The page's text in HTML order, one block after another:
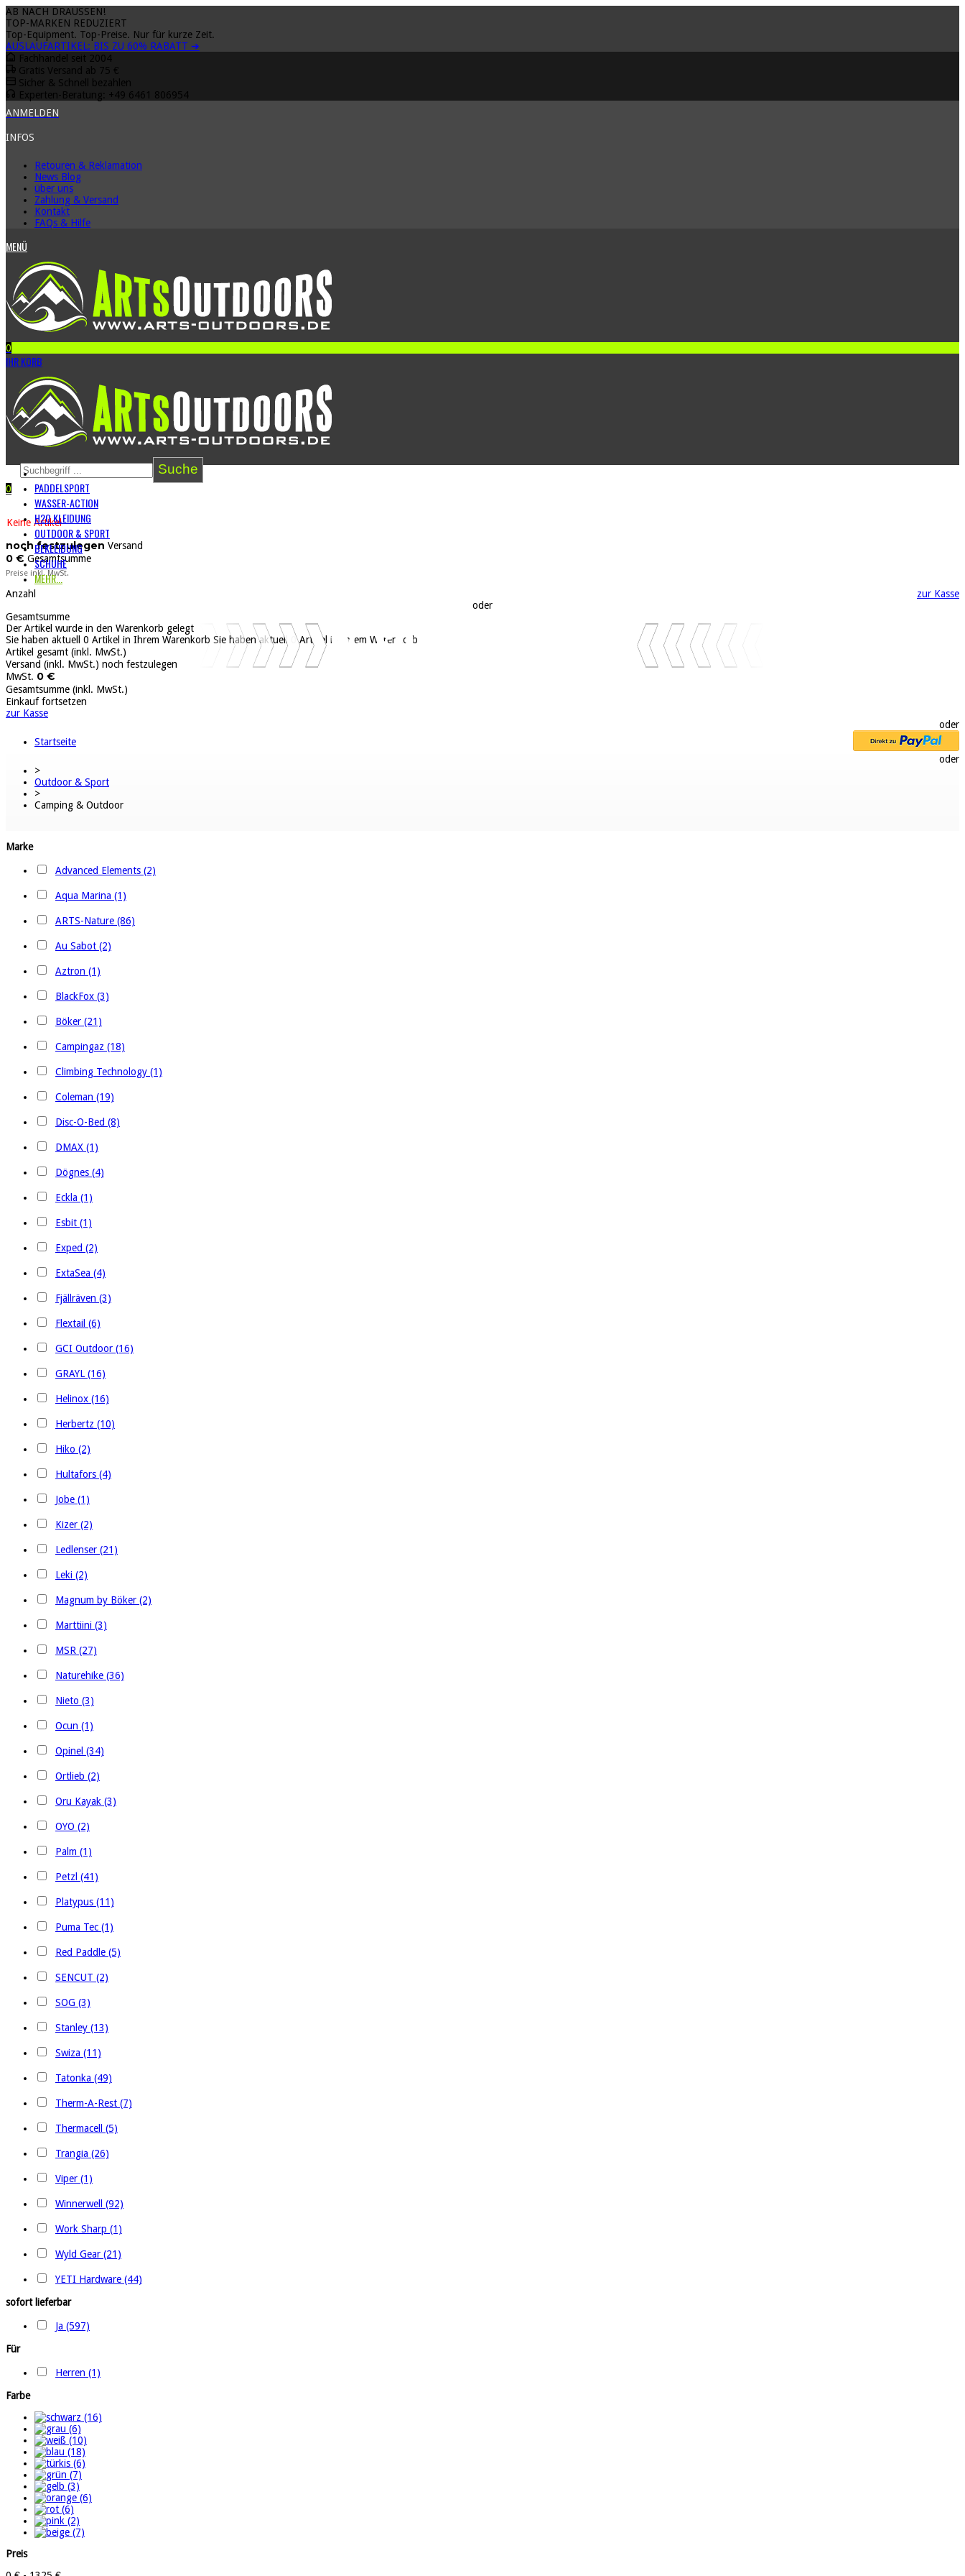
AB NACH DRAUSSEN!
TOP-MARKEN REDUZIERT
Top-Equipment. Top-Preise. Nur für kurze Zeit.
AUSLAUFARTIKEL: BIS ZU 60% RABATT ➔
Fachhandel seit 2004
Gratis Versand ab 75 €
Sicher & Schnell bezahlen
Experten-Beratung: +49 6461 806954
ANMELDEN
INFOS
Retouren & Reklamation
News Blog
über uns
Zahlung & Versand
Kontakt
FAQs & Hilfe
MENÜ
0
IHR KORB
Suche
0
WARENKORB 0 ARTIKEL
Keine Artikel
noch festzulegen Versand
0 € Gesamtsumme
Preise inkl. MwSt.
zur Kasse
oder
Anzahl
Gesamtsumme
Der Artikel wurde in den Warenkorb gelegt
Sie haben aktuell 0 Artikel in Ihrem Warenkorb Sie haben aktuell 0Artikel in Ihrem Warenkorb
Artikel gesamt (inkl. MwSt.)
Versand (inkl. MwSt.) noch festzulegen
MwSt. 0 €
Gesamtsumme (inkl. MwSt.)
Einkauf fortsetzen
zur Kasse
oder
oder
PADDELSPORT
WASSER-ACTION
H2O KLEIDUNG
OUTDOOR & SPORT
BEKLEIDUNG
SCHUHE
MEHR...
Startseite
>
Outdoor & Sport
>
Camping & Outdoor
Marke
Advanced Elements (2)
Aqua Marina (1)
ARTS-Nature (86)
Au Sabot (2)
Aztron (1)
BlackFox (3)
Böker (21)
Campingaz (18)
Climbing Technology (1)
Coleman (19)
Disc-O-Bed (8)
DMAX (1)
Dögnes (4)
Eckla (1)
Esbit (1)
Exped (2)
ExtaSea (4)
Fjällräven (3)
Flextail (6)
GCI Outdoor (16)
GRAYL (16)
Helinox (16)
Herbertz (10)
Hiko (2)
Hultafors (4)
Jobe (1)
Kizer (2)
Ledlenser (21)
Leki (2)
Magnum by Böker (2)
Marttiini (3)
MSR (27)
Naturehike (36)
Nieto (3)
Ocun (1)
Opinel (34)
Ortlieb (2)
Oru Kayak (3)
OYO (2)
Palm (1)
Petzl (41)
Platypus (11)
Puma Tec (1)
Red Paddle (5)
SENCUT (2)
SOG (3)
Stanley (13)
Swiza (11)
Tatonka (49)
Therm-A-Rest (7)
Thermacell (5)
Trangia (26)
Viper (1)
Winnerwell (92)
Work Sharp (1)
Wyld Gear (21)
YETI Hardware (44)
sofort lieferbar
Ja (597)
Für
Herren (1)
Farbe
Preis